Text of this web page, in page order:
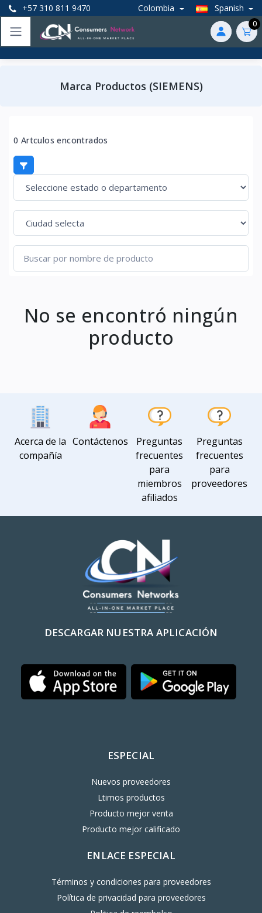
+57 310 811 9470 Colombia Spanish
0
Marca Productos (SIEMENS)
0 Artculos encontrados
No se encontró ningún
producto
Acerca de la
compañía
Contáctenos
Preguntas
frecuentes
para
miembros
afiliados
Preguntas
frecuentes
para
proveedores
DESCARGAR NUESTRA APLICACIÓN
ESPECIAL
Nuevos proveedores
Ltimos productos
Producto mejor venta
Producto mejor calificado
ENLACE ESPECIAL
Términos y condiciones para proveedores
Política de privacidad para proveedores